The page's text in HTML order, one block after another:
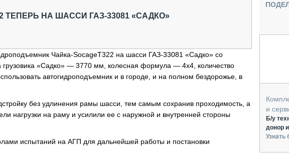
ПАССАЖИРСКИЙ ТРАНСПОРТ
КАРЬЕРНАЯ ТЕХНИКА
ЛОГИСТИКА И СКЛАД
АВТОМАТИЗАЦИЯ И
ТЕПЕРЬ НА ШАССИ ГАЗ-33081 «САДКО»
Чайка-SocageT322 на шасси ГАЗ-33081 «Садко» со
грузовика «Садко» — 3770 мм, колесная формула — 4х4, количество
автогидроподъемник и в городе, и на полном бездорожье, в
без удлинения рамы шасси, тем самым сохранив проходимость, а
нагрузки на раму и усилили ее с наружной и внутренней стороны
испытаний на АГП для дальнейшей работы и постановки
и
Б/у
донор